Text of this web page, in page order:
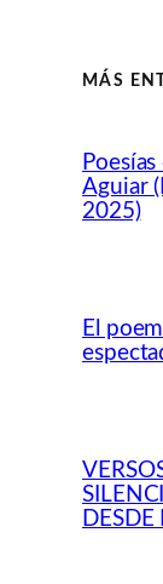
MÁS
Aguiar
2025)
El